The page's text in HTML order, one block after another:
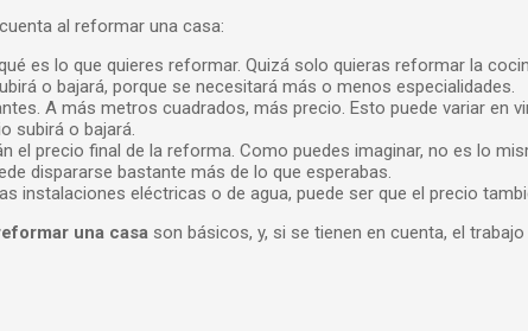
al reformar una casa:
es lo que quieres reformar. Quizá solo quieras reformar la
o bajará, porque se necesitará más o menos especialidades.
A más metros cuadrados, más precio. Esto puede variar en
subirá o bajará.
el precio final de la reforma. Como puedes imaginar, no es lo
dispararse bastante más de lo que esperabas.
instalaciones eléctricas o de agua, puede ser que el precio
una casa son básicos, y, si se tienen en cuenta, el